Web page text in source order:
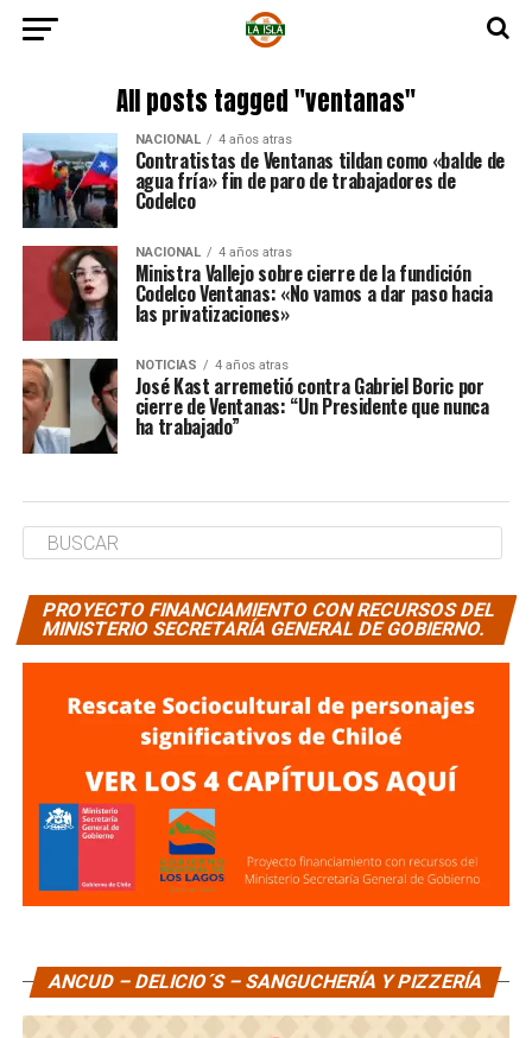
All posts tagged "ventanas"
NACIONAL 4 años atras
Contratistas de Ventanas tildan como «balde de
agua fría» fin de paro de trabajadores de
Codelco
NACIONAL 4 años atras
Ministra Vallejo sobre cierre de la fundición
Codelco Ventanas: «No vamos a dar paso hacia
las privatizaciones»
NOTICIAS 4 años atras
José Kast arremetió contra Gabriel Boric por
cierre de Ventanas: “Un Presidente que nunca
ha trabajado”
PROYECTO FINANCIAMIENTO CON RECURSOS DEL
MINISTERIO SECRETARÍA GENERAL DE GOBIERNO.
ANCUD – DELICIO´S – SANGUCHERÍA Y PIZZERÍA